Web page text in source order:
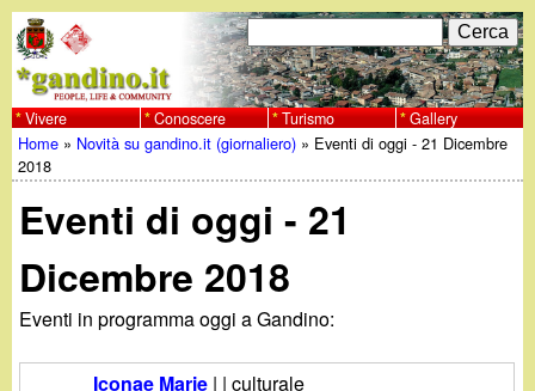
al
contenuto
principale
w
w
w
.
g
F
o
r
m
d
r
C
e
r
c
a
Vivere Conoscere Turismo Gallery
Tu
sei
qui
Home » Novità su gandino.it (giornaliero) » Eventi di oggi - 21 Dicembre
2018
Eventi di oggi - 21
Dicembre 2018
Eventi in programma oggi a Gandino:
Iconae Marie | | culturale